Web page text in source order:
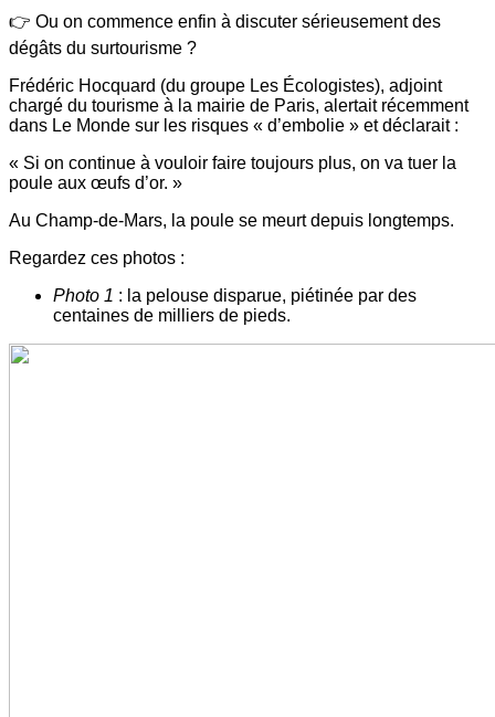
👉 Ou on commence enfin à discuter sérieusement des
dégâts du surtourisme ?
Frédéric Hocquard (du groupe Les Écologistes), adjoint
chargé du tourisme à la mairie de Paris, alertait récemment
dans Le Monde sur les risques « d’embolie » et déclarait :
« Si on continue à vouloir faire toujours plus, on va tuer la
poule aux œufs d’or. »
Au Champ-de-Mars, la poule se meurt depuis longtemps.
Regardez ces photos :
Photo 1 : la pelouse disparue, piétinée par des
centaines de milliers de pieds.